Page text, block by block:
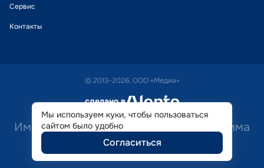
Сервис
Контакты
© 2013-2026, ООО «Медиа»
сделано в alente
Имеются противопоказания. Необходима
консультация специалиста.
Мы используем куки, чтобы пользоваться
сайтом было удобно
Согласиться